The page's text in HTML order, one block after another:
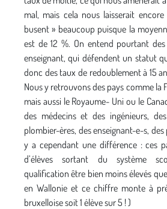
mal, mais cela nous laisserait
busent » beaucoup puisque la
est de 12 %. On entend pourtant
enseignant, qui défendent un statut
donc des taux de redoublement à 15
Nous y retrouvons des pays comme la
mais aussi le Royaume- Uni ou le
des médecins et des ingénieurs,
plombier-ères, des enseignant-e-s,
y a cependant une différence : ces
d’élèves sortant du système
qualification être bien moins élevés
en Wallonie et ce chiffre monte à
bruxelloise soit 1 élève sur 5 ! )